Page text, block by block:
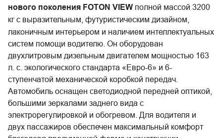
нового поколения FOTON VIEW полной массой 3200
кг с выразительным, футуристическим дизайном,
лаконичным интерьером и наличием интеллектуальных
систем помощи водителю. Он оборудован
двухлитровым дизельным двигателем мощностью 163
л. с. экологического стандарта «Евро-6» и 6-
ступенчатой механической коробкой передач.
Автомобиль оснащен светодиодной передней оптикой,
большими зеркалами заднего вида с
электрорегулировкой и обогревом. Для водителя и
двух пассажиров обеспечен максимальный комфорт